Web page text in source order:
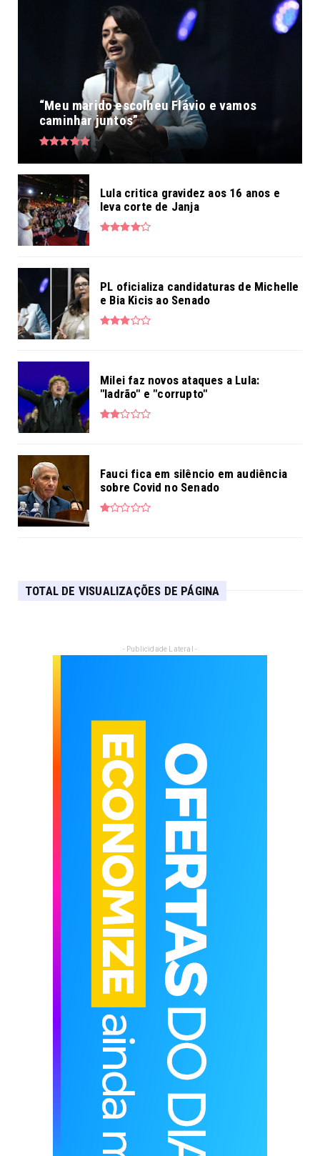
“Meu marido escolheu Flávio e vamos
caminhar juntos”
Lula critica gravidez aos 16 anos e
leva corte de Janja
PL oficializa candidaturas de Michelle
e Bia Kicis ao Senado
Milei faz novos ataques a Lula:
"ladrão" e "corrupto"
Fauci fica em silêncio em audiência
sobre Covid no Senado
TOTAL DE VISUALIZAÇÕES DE PÁGINA
- Publicidade Lateral -